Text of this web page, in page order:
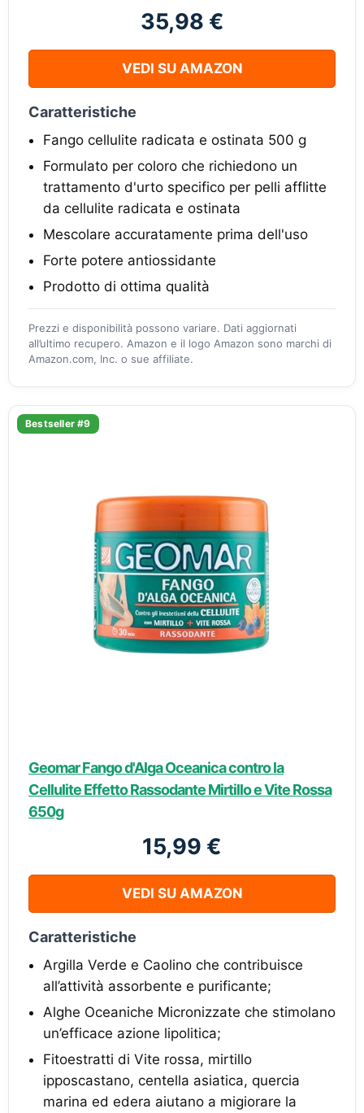
35,98 €
VEDI SU AMAZON
Caratteristiche
Fango cellulite radicata e ostinata 500 g
Formulato per coloro che richiedono un
trattamento d'urto specifico per pelli afflitte
da cellulite radicata e ostinata
Mescolare accuratamente prima dell'uso
Forte potere antiossidante
Prodotto di ottima qualità
Prezzi e disponibilità possono variare. Dati aggiornati
all’ultimo recupero. Amazon e il logo Amazon sono marchi di
Amazon.com, Inc. o sue affiliate.
Bestseller #9
Geomar Fango d'Alga Oceanica contro la
Cellulite Effetto Rassodante Mirtillo e Vite Rossa
650g
15,99 €
VEDI SU AMAZON
Caratteristiche
Argilla Verde e Caolino che contribuisce
all’attività assorbente e purificante;
Alghe Oceaniche Micronizzate che stimolano
un’efficace azione lipolitica;
Fitoestratti di Vite rossa, mirtillo
ipposcastano, centella asiatica, quercia
marina ed edera aiutano a migiorare la